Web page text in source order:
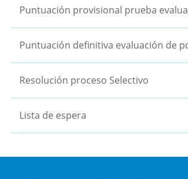
Puntuación provisional prueba
Puntuación definitiva evaluación de
Resolución proceso Selectivo
Lista de espera